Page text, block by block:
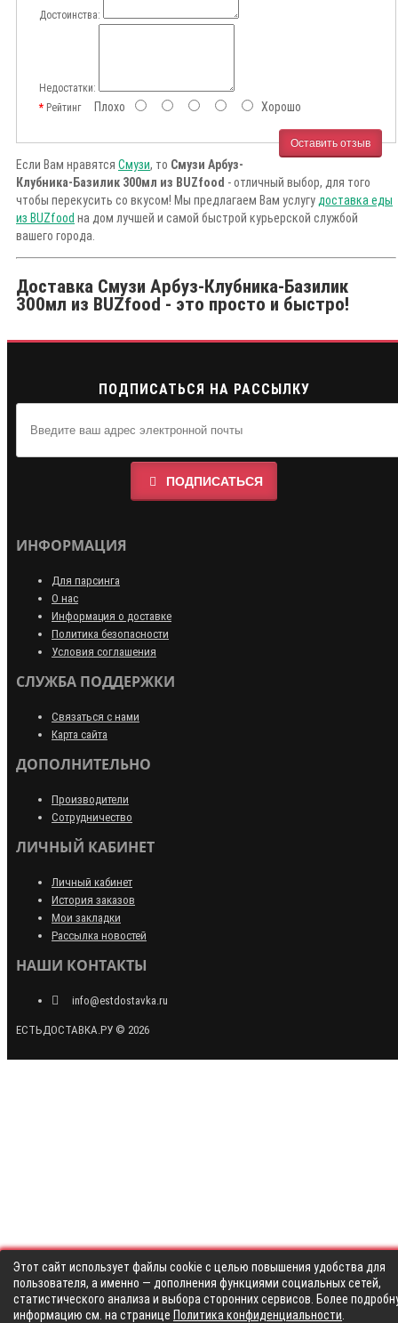
Достоинства:
Недостатки:
РейтингПлохо Хорошо
Оставить отзыв
Если Вам нравятся Смузи, то Смузи Арбуз-
Клубника-Базилик 300мл из BUZfood - отличный выбор, для того
чтобы перекусить со вкусом! Мы предлагаем Вам услугу доставка еды
из BUZfood на дом лучшей и самой быстрой курьерской службой
вашего города.
Доставка Смузи Арбуз-Клубника-Базилик
300мл из BUZfood - это просто и быстро!
ПОДПИСАТЬСЯ НА РАССЫЛКУ
ПОДПИСАТЬСЯ
ИНФОРМАЦИЯ
Для парсинга
О нас
Информация о доставке
Политика безопасности
Условия соглашения
СЛУЖБА ПОДДЕРЖКИ
Связаться с нами
Карта сайта
ДОПОЛНИТЕЛЬНО
Производители
Сотрудничество
ЛИЧНЫЙ КАБИНЕТ
Личный кабинет
История заказов
Мои закладки
Рассылка новостей
НАШИ КОНТАКТЫ
info@estdostavka.ru
ЕСТЬДОСТАВКА.РУ © 2026
Этот сайт использует файлы cookie с целью повышения удобства для
пользователя, а именно — дополнения функциями социальных сетей,
статистического анализа и выбора сторонних сервисов. Более
информацию см. на странице Политика конфиденциальности